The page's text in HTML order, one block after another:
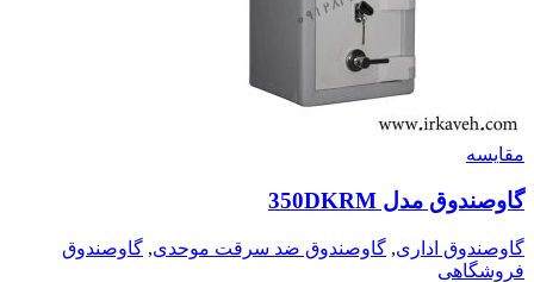
مقايسه
گاوصندوق مدل 350DKRM
گاوصندوق اداری, گاوصندوق ضد سرقت موحدی, گاوصندوق
فروشگاهی